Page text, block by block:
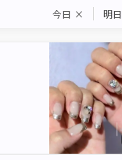
今日 × 明日